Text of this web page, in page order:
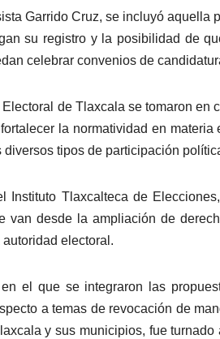
Garrido Cruz, se incluyó aquella
su registro y la posibilidad de
celebrar convenios de
de Tlaxcala se tomaron en
la normatividad en
diversos tipos de participación
Instituto Tlaxcalteca de
van desde la ampliación de
electoral.
el que se integraron las
a temas de revocación de
y sus municipios, fue